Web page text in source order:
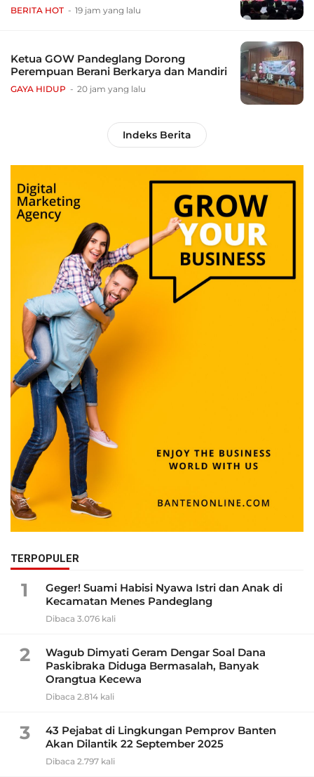
BERITA HOT 19 jam yang lalu
Ketua GOW Pandeglang Dorong
Perempuan Berani Berkarya dan Mandiri
GAYA HIDUP 20 jam yang lalu
Indeks Berita
TERPOPULER
1
Geger! Suami Habisi Nyawa Istri dan Anak di
Kecamatan Menes Pandeglang
Dibaca 3.076 kali
2
Wagub Dimyati Geram Dengar Soal Dana
Paskibraka Diduga Bermasalah, Banyak
Orangtua Kecewa
Dibaca 2.814 kali
3
43 Pejabat di Lingkungan Pemprov Banten
Akan Dilantik 22 September 2025
Dibaca 2.797 kali